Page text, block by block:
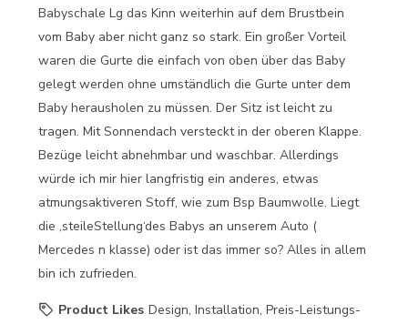
Babyschale Lg das Kinn weiterhin auf dem Brustbein
vom Baby aber nicht ganz so stark. Ein großer Vorteil
waren die Gurte die einfach von oben über das Baby
gelegt werden ohne umständlich die Gurte unter dem
Baby herausholen zu müssen. Der Sitz ist leicht zu
tragen. Mit Sonnendach versteckt in der oberen Klappe.
Bezüge leicht abnehmbar und waschbar. Allerdings
würde ich mir hier langfristig ein anderes, etwas
atmungsaktiveren Stoff, wie zum Bsp Baumwolle. Liegt
die ‚steileStellung‘des Babys an unserem Auto (
Mercedes n klasse) oder ist das immer so? Alles in allem
bin ich zufrieden.
Product Likes Design, Installation, Preis-Leistungs-